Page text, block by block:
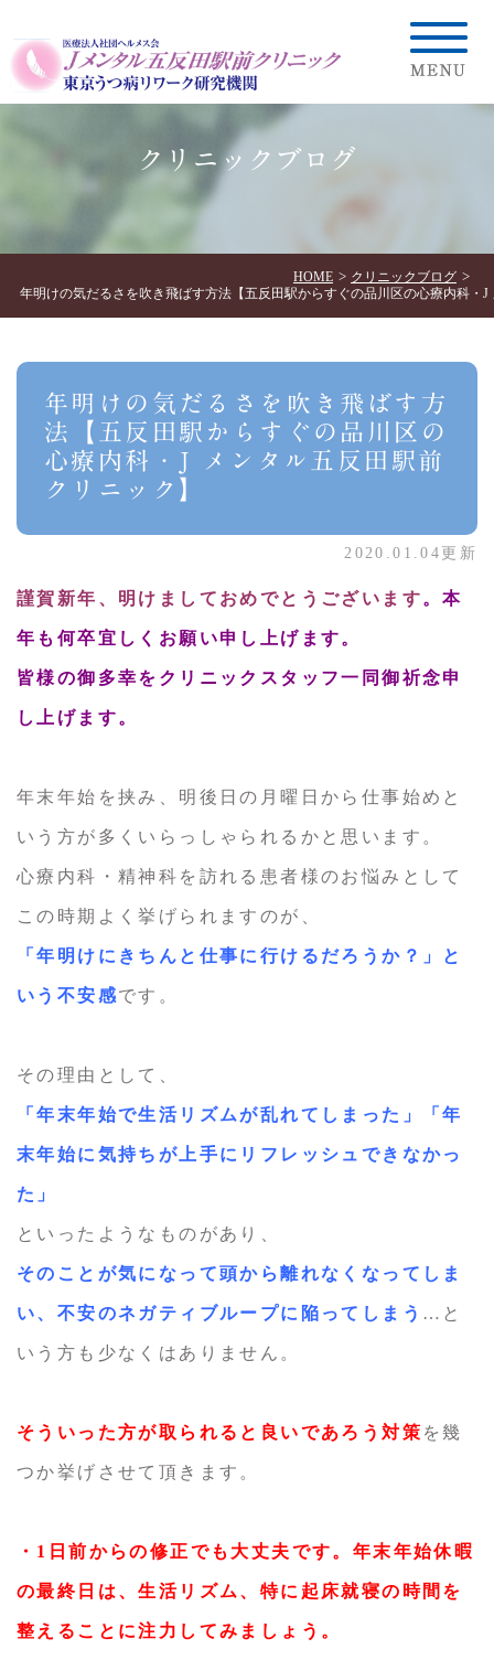
クリニックブログ
HOME
クリニックブログ
年明けの気だるさを吹き飛ばす方法【五反田駅からすぐの品川区の心療内科・
年明けの気だるさを吹き飛ばす方
法【五反田駅からすぐの品川区の
心療内科・J メンタル五反田駅前
クリニック】
2020.01.04更新
謹賀新年、明けましておめでとうございます。本
年も何卒宜しくお願い申し上げます。
皆様の御多幸をクリニックスタッフ一同御祈念申
し上げます。
年末年始を挟み、明後日の月曜日から仕事始めと
いう方が多くいらっしゃられるかと思います。
心療内科・精神科を訪れる患者様のお悩みとして
この時期よく挙げられますのが、
「年明けにきちんと仕事に行けるだろうか？」と
いう不安感です。
その理由として、
「年末年始で生活リズムが乱れてしまった」「年
末年始に気持ちが上手にリフレッシュできなかっ
た」
といったようなものがあり、
そのことが気になって頭から離れなくなってしま
い、不安のネガティブループに陥ってしまう …と
いう方も少なくはありません。
そういった方が取られると良いであろう対策 を幾
つか挙げさせて頂きます。
・1日前からの修正でも大丈夫です。年末年始休暇
の最終日は、生活リズム、特に起床就寝の時間を
整えることに注力してみましょう。